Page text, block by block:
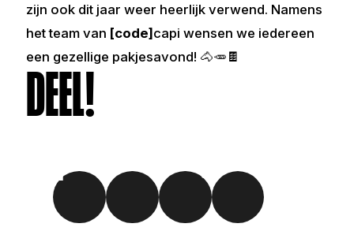
zijn ook dit jaar weer heerlijk verwend. Namens
het team van code capi wensen we iedereen
een gezellige pakjesavond! 🐴🥕🍫
DEEL!